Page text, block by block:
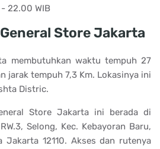
22.00 WIB
Store Jakarta
membutuhkan waktu tempuh 27
jarak tempuh 7,3 Km. Lokasinya ini
Distric.
Store Jakarta ini berada di
Selong, Kec. Kebayoran Baru,
Jakarta 12110. Akses dan rutenya